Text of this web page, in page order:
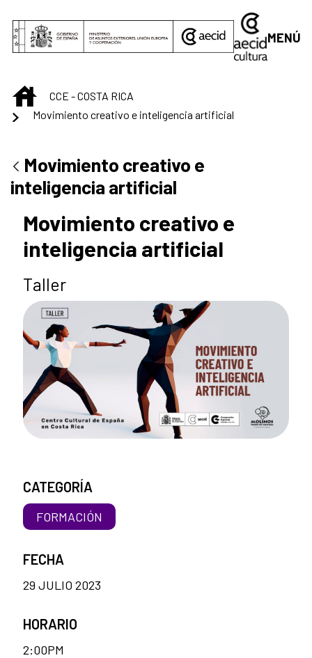
MENÚ
INICIO
CCE - COSTA RICA
Movimiento creativo e inteligencia artificial
Movimiento creativo e
inteligencia artificial
Movimiento creativo e
inteligencia artificial
Taller
CATEGORÍA
FORMACIÓN
FECHA
29 JULIO 2023
HORARIO
2:00PM